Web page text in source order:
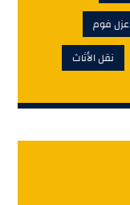
عزل فوم
نقل الأثاث